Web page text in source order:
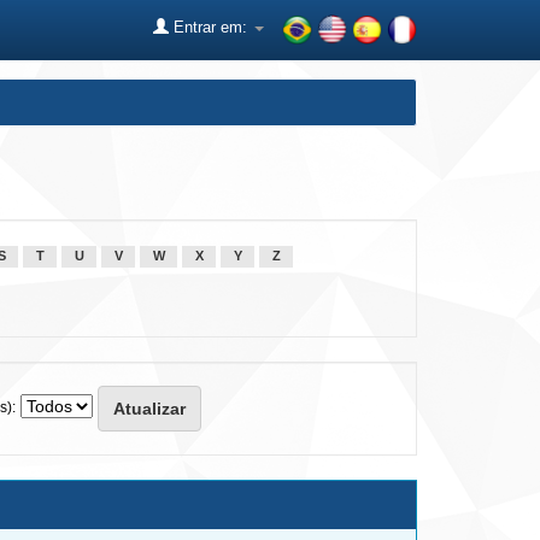
Entrar em:
T U V W X Y Z